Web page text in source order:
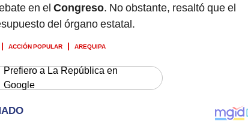
en el Congreso. No obstante, resaltó que el
del órgano estatal.
ACCIÓN POPULAR AREQUIPA
Prefiero a La República en
Google